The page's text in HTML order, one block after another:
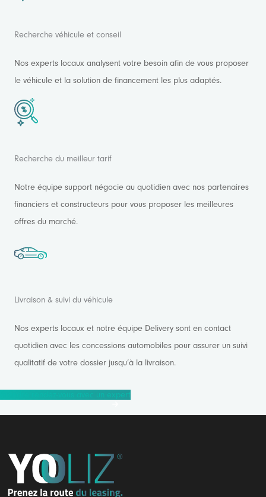
Recherche véhicule et conseil
Nos experts locaux analysent votre besoin afin de vous proposer
le véhicule et la solution de financement les plus adaptés.
Recherche du meilleur tarif
Notre équipe support négocie au quotidien avec nos partenaires
financiers et constructeurs pour vous proposer les meilleures
offres du marché.
Livraison & suivi du véhicule
Nos experts locaux et notre équipe Delivery sont en contact
quotidien avec les concessions automobiles pour assurer un suivi
qualitatif de votre dossier jusqu’à la livraison.
Prendre rendez-vous avec un expert